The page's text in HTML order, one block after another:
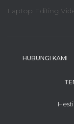
Laptop Editing
HUBUNGI KAMI